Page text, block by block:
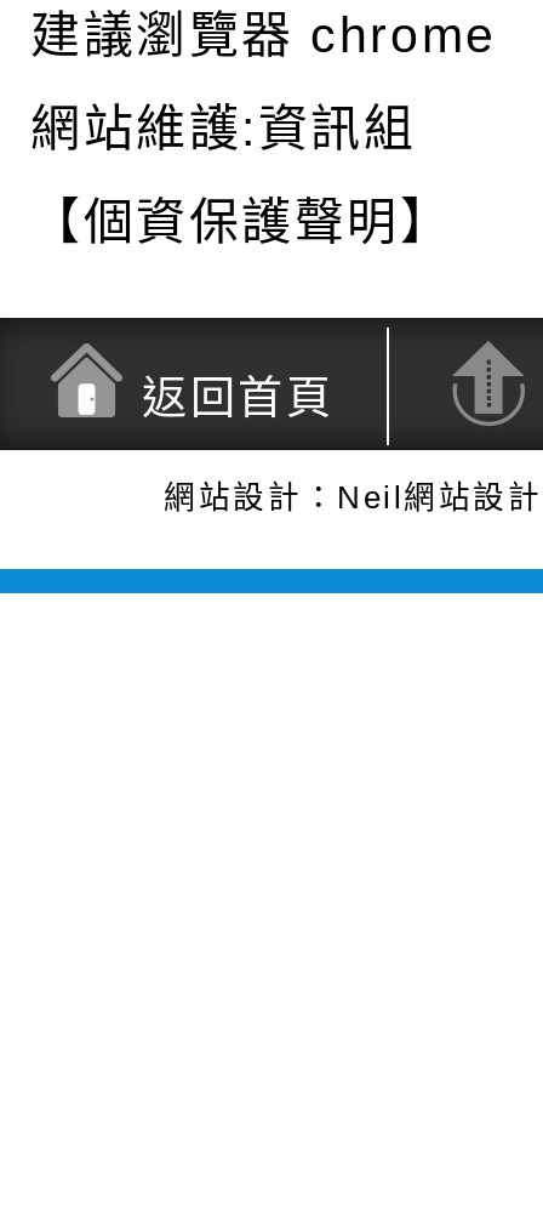
建議瀏覽器 chrome
網站維護:資訊組
【個資保護聲明】
返回首頁
網站設計：Neil網站設